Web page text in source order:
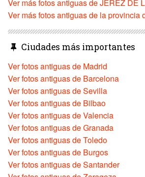
Ver más fotos antiguas de JEREZ DE
Ver más fotos antiguas de la provincia
Ciudades más importantes
Ver fotos antiguas de Madrid
Ver fotos antiguas de Barcelona
Ver fotos antiguas de Sevilla
Ver fotos antiguas de Bilbao
Ver fotos antiguas de Valencia
Ver fotos antiguas de Granada
Ver fotos antiguas de Toledo
Ver fotos antiguas de Burgos
Ver fotos antiguas de Santander